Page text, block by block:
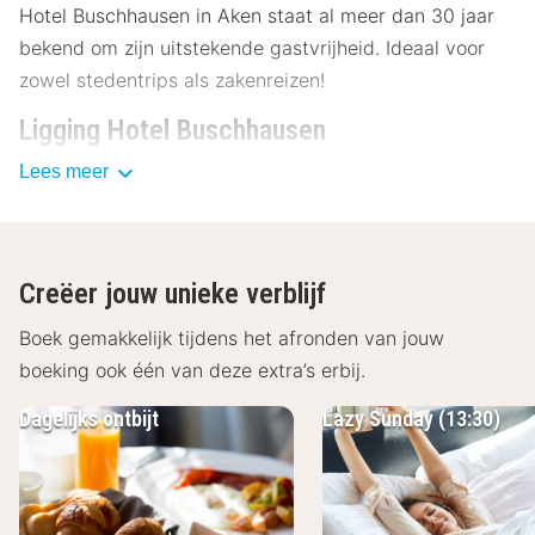
Hotel Buschhausen in Aken staat al meer dan 30 jaar
bekend om zijn uitstekende gastvrijheid. Ideaal voor
zowel stedentrips als zakenreizen!
Ligging Hotel Buschhausen
Ontdek de charmante locatie van Hotel Buschhausen,
Aachener Dom - 3,5 km
Elisenbrunnen - 3,2 km
Carolus Thermen - 5 km
Centre Charlemagne - 3,4 km
Faciliteiten Hotel Buschhausen
Hotel Buschhausen biedt ruime en comfortabele
kamers, perfect om tot rust te komen na een dag vol
Lees meer
Creëer jouw unieke verblijf
Boek gemakkelijk tijdens het afronden van jouw
boeking ook één van deze extra’s erbij.
Dagelijks ontbijt Lazy Sunday (13:30)